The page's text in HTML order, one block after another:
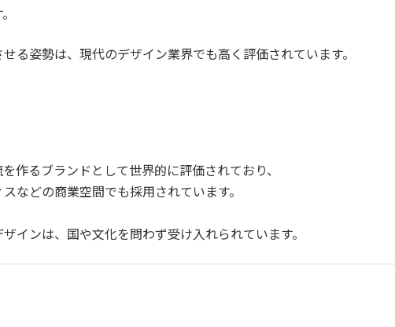
る姿勢は、現代のデザイン業界でも高く評価されています。
作るブランドとして世界的に評価されており、
などの商業空間でも採用されています。
インは、国や文化を問わず受け入れられています。